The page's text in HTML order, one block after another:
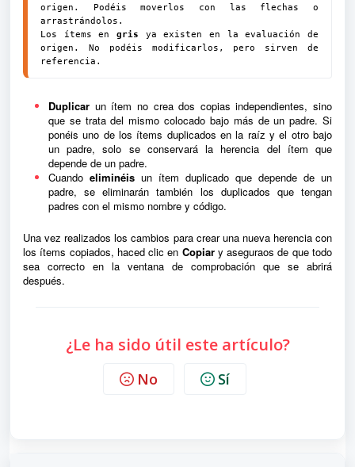
origen. Podéis moverlos con las flechas o
arrastrándolos.
Los ítems en gris ya existen en la evaluación de
origen. No podéis modificarlos, pero sirven de
referencia.
Duplicar un ítem no crea dos copias independientes, sino
que se trata del mismo colocado bajo más de un padre. Si
ponéis uno de los ítems duplicados en la raíz y el otro bajo
un padre, solo se conservará la herencia del ítem que
depende de un padre.
Cuando eliminéis un ítem duplicado que depende de un
padre, se eliminarán también los duplicados que tengan
padres con el mismo nombre y código.
Una vez realizados los cambios para crear una nueva herencia con
los ítems copiados, haced clic en Copiary aseguraos de que todo
sea correcto en la ventana de comprobación que se abrirá
después.
¿Le ha sido útil este artículo?
No Sí